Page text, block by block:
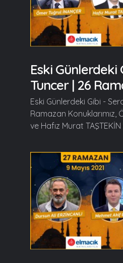
Eski Günlerdeki
Tuncer | 26
Eski Günlerdeki Gibi -
Ramazan Konuklarımız,
ve Hafız Murat